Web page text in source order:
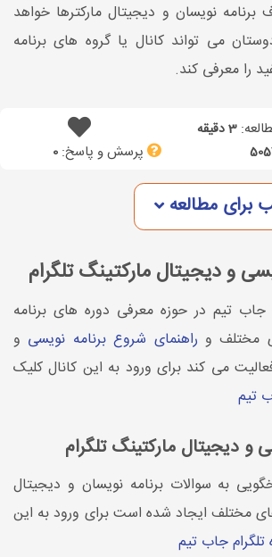
نویسان و دیجیتال مارکترها خواهد
می تواند کانال یا گروه های برنامه
را معرفی کند.
3 دقیقه
پرسش و پاسخ:0
مطالعه
و دیجیتال مارکتینگ تلگرام
جاب تیم در حوزه معرفی دوره های برنامه
مختلف و راهنمای شروع برنامه نویسی و
می کند برای ورود به این کانال کلیک
تیم
و دیجیتال مارکتینگ تلگرام
به سوالات برنامه نویسان و دیجیتال
مختلف ایجاد شده است برای ورود به این
تلگرام جاب تیم